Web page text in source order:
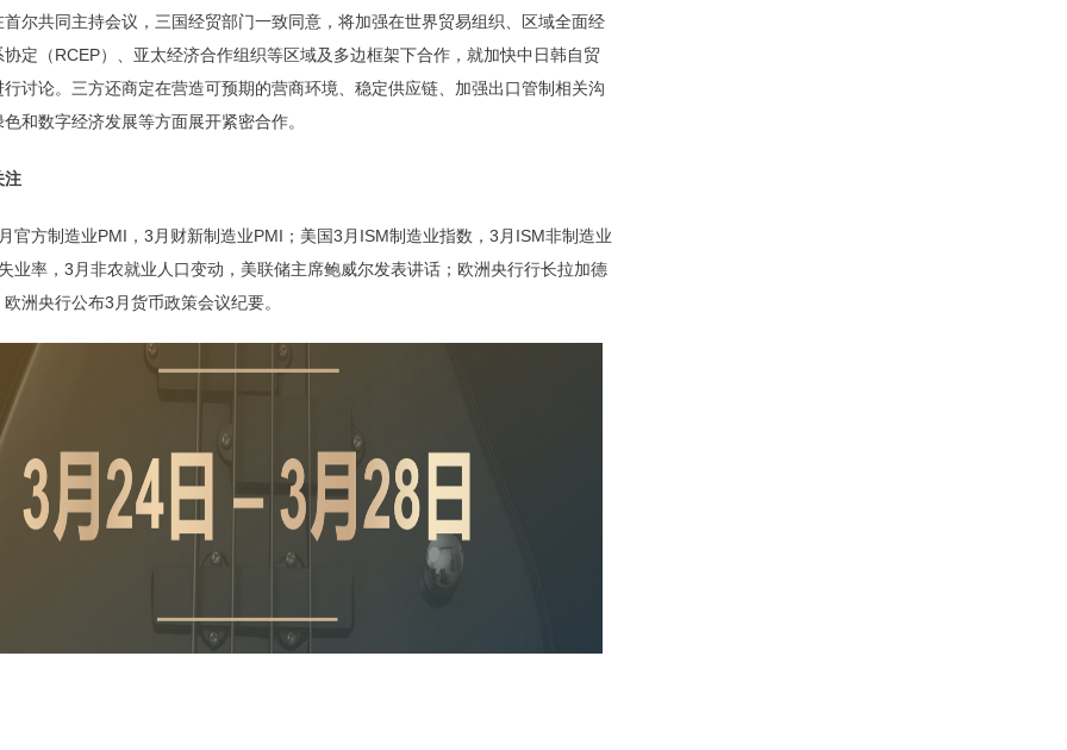
首尔共同主持会议，三国经贸部门一致同意，将加强在世界贸易组织、区域全面经
定（RCEP）、亚太经济合作组织等区域及多边框架下合作，就加快中日韩自贸
讨论。三方还商定在营造可预期的营商环境、稳定供应链、加强出口管制相关沟
和数字经济发展等方面展开紧密合作。
注
官方制造业PMI，3月财新制造业PMI；美国3月ISM制造业指数，3月ISM非制造业
业率，3月非农就业人口变动，美联储主席鲍威尔发表讲话；欧洲央行行长拉加德
洲央行公布3月货币政策会议纪要。